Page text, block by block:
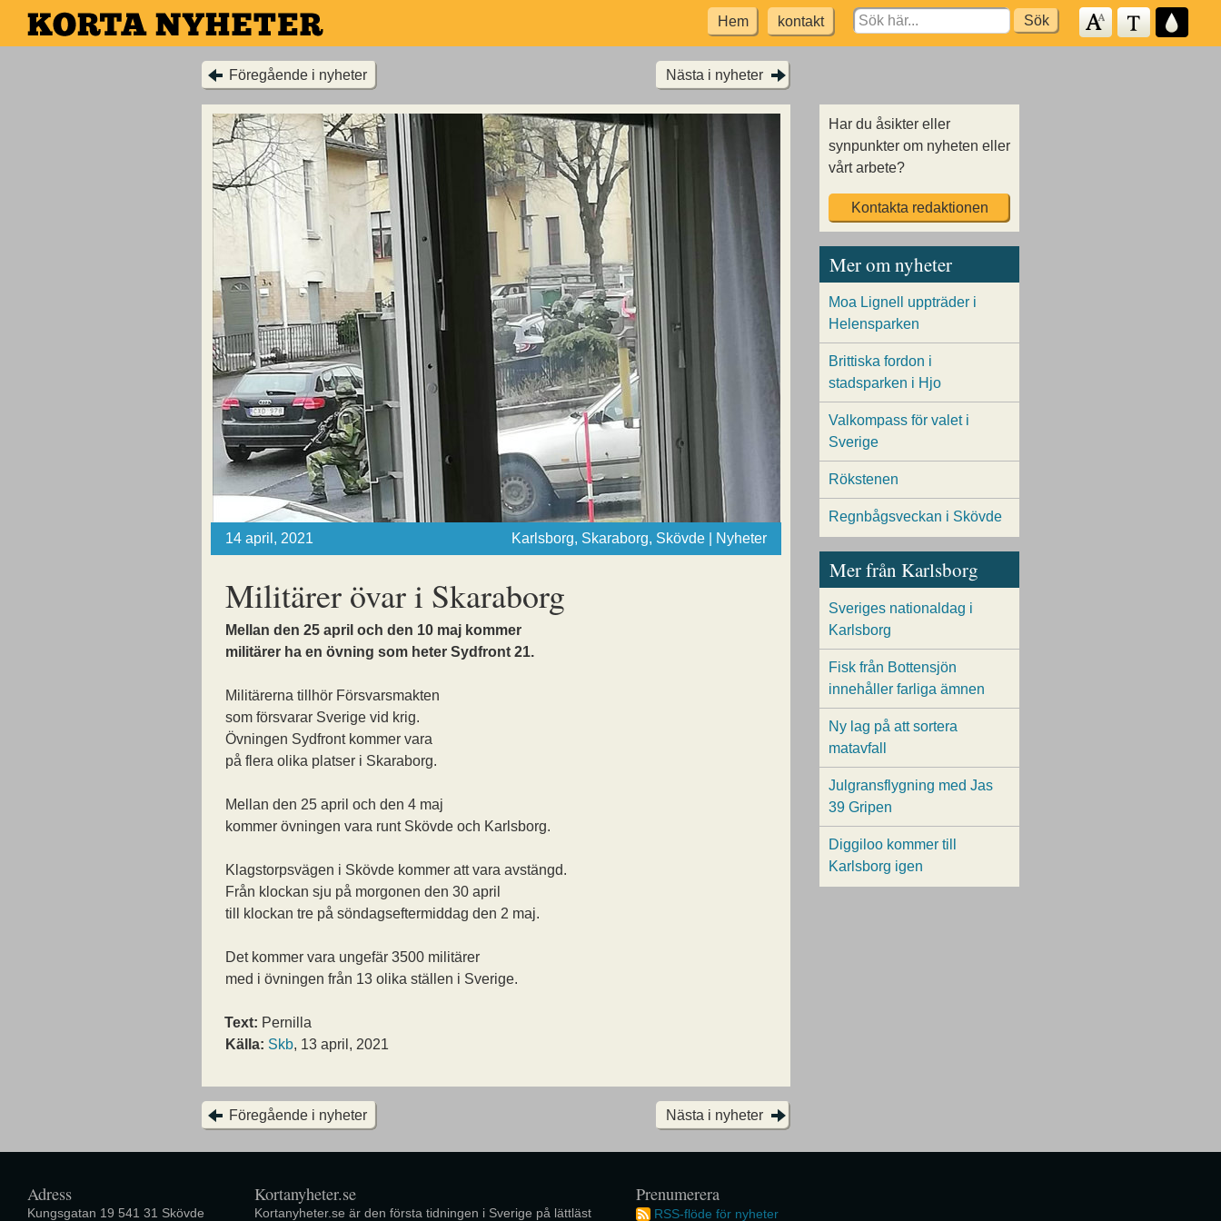
Hoppa
till
Hem kontakt
Search
for:
Föregående i nyheter Nästa i nyheter
14 april, 2021 Karlsborg, Skaraborg, Skövde | Nyheter
Militärer övar i Skaraborg
Mellan den 25 april och den 10 maj kommer
militärer ha en övning som heter Sydfront 21.
Militärerna tillhör Försvarsmakten
som försvarar Sverige vid krig.
Övningen Sydfront kommer vara
på flera olika platser i Skaraborg.
Mellan den 25 april och den 4 maj
kommer övningen vara runt Skövde och Karlsborg.
Klagstorpsvägen i Skövde kommer att vara avstängd.
Från klockan sju på morgonen den 30 april
till klockan tre på söndagseftermiddag den 2 maj.
Det kommer vara ungefär 3500 militärer
med i övningen från 13 olika ställen i Sverige.
Text: Pernilla
Källa: Skb, 13 april, 2021
Föregående i nyheter Nästa i nyheter
Har du åsikter eller
synpunkter om nyheten eller
vårt arbete?
Kontakta redaktionen
Mer om nyheter
Moa Lignell uppträder i
Helensparken
Brittiska fordon i
stadsparken i Hjo
Valkompass för valet i
Sverige
Rökstenen
Regnbågsveckan i Skövde
Mer från Karlsborg
Sveriges nationaldag i
Karlsborg
Fisk från Bottensjön
innehåller farliga ämnen
Ny lag på att sortera
matavfall
Julgransflygning med Jas
39 Gripen
Diggiloo kommer till
Karlsborg igen
Adress
Kungsgatan 19 541 31 Skövde
Kortanyheter.se
Kortanyheter.se är den första tidningen i Sverige på lättläst
Prenumerera
RSS-flöde för nyheter